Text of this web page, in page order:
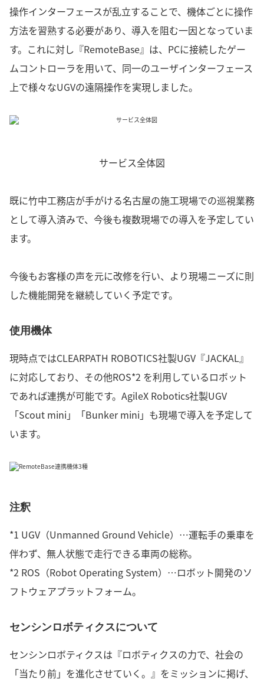
操作インターフェースが乱立することで、機体ごとに操作
方法を習熟する必要があり、導入を阻む一因となっていま
す。これに対し『RemoteBase』は、PCに接続したゲー
ムコントローラを用いて、同一のユーザインターフェース
上で様々なUGVの遠隔操作を実現しました。
サービス全体図
既に竹中工務店が手がける名古屋の施工現場での巡視業務
として導入済みで、今後も複数現場での導入を予定してい
ます。
今後もお客様の声を元に改修を行い、より現場ニーズに則
した機能開発を継続していく予定です。
使用機体
現時点ではCLEARPATH ROBOTICS社製UGV『JACKAL』
に対応しており、その他ROS*2 を利用しているロボット
であれば連携が可能です。AgileX Robotics社製UGV
「Scout mini」「Bunker mini」も現場で導入を予定して
います。
注釈
*1 UGV（Unmanned Ground Vehicle）…運転手の乗車を
伴わず、無人状態で走行できる車両の総称。
*2 ROS（Robot Operating System）…ロボット開発のソ
フトウェアプラットフォーム。
センシンロボティクスについて
センシンロボティクスは『ロボティクスの力で、社会の
「当たり前」を進化させていく。』をミッションに掲げ、